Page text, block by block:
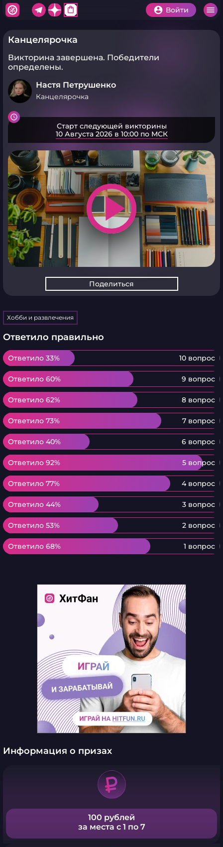
shopping_bag Войти
Канцелярочка
Викторина завершена. Победители
определены.
Настя Петрушенко
Канцелярочка
Старт следующей викторины
10 Августа 2026 в 10:00 по МСК
play_arrow
Поделиться
Хобби и развлечения
Ответило правильно
Ответило 33% 10 вопрос
Ответило 33%
Ответило 60% 9 вопрос
Ответило 60%
Ответило 62% 8 вопрос
Ответило 62%
Ответило 73% 7 вопрос
Ответило 73%
Ответило 40% 6 вопрос
Ответило 40%
Ответило 92% 5 вопрос
Ответило 92%
Ответило 77% 4 вопрос
Ответило 77%
Ответило 44% 3 вопрос
Ответило 44%
Ответило 53% 2 вопрос
Ответило 53%
Ответило 68% 1 вопрос
Ответило 68%
Информация о призах
100 рублей
за места с 1 по 7